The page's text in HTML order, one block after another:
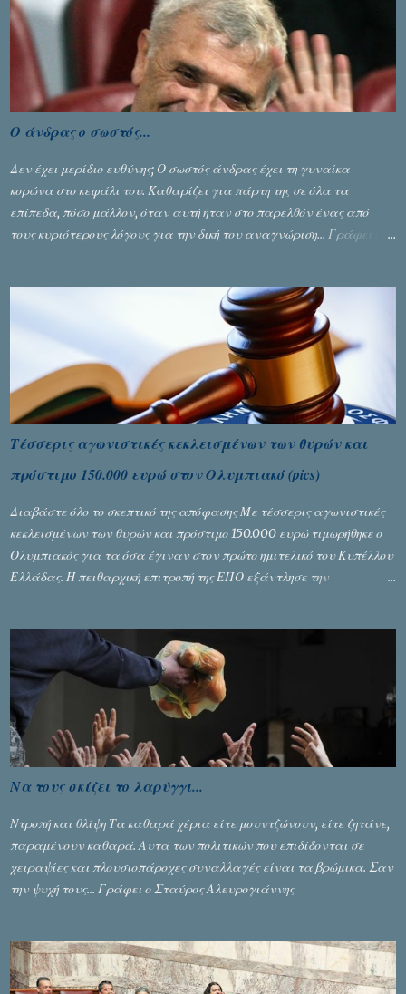
τελικό επί της Λιθουανίας, υπάρχουν και τα δυσάρεστα. Τα πολύ
δυσάρεστα...
Ο άνδρας ο σωστός...
Δεν έχει μερίδιο ευθύνης; Ο σωστός άνδρας έχει τη γυναίκα
κορώνα στο κεφάλι του. Καθαρίζει για πάρτη της σε όλα τα
επίπεδα, πόσο μάλλον, όταν αυτή ήταν στο παρελθόν ένας από
τους κυριότερους λόγους για την δική του αναγνώριση... Γράφει ο
Τέσσερις αγωνιστικές κεκλεισμένων των θυρών και
πρόστιμο 150.000 ευρώ στον Ολυμπιακό (pics)
Διαβάστε όλο το σκεπτικό της απόφασης Με τέσσερις αγωνιστικές
κεκλεισμένων των θυρών και πρόστιμο 150.000 ευρώ τιμωρήθηκε ο
Ολυμπιακός για τα όσα έγιναν στον πρώτο ημιτελικό του Κυπέλλου
Ελλάδας. Η πειθαρχική επιτροπή της ΕΠΟ εξάντλησε την
αφαίρεσης βαθμών, όπως απαιτούσαν, αφού κάτι τέτοιο δεν ήταν
εφικτό, σύμφωνα με τα στοιχεία...
Να τους σκίζει το λαρύγγι...
Ντροπή και θλίψη Τα καθαρά χέρια είτε μουντζώνουν, είτε ζητάνε,
παραμένουν καθαρά. Αυτά των πολιτικών που επιδίδονται σε
χειραψίες και πλουσιοπάροχες συναλλαγές είναι τα βρώμικα. Σαν
την ψυχή τους... Γράφει ο Σταύρος Αλευρογιάννης